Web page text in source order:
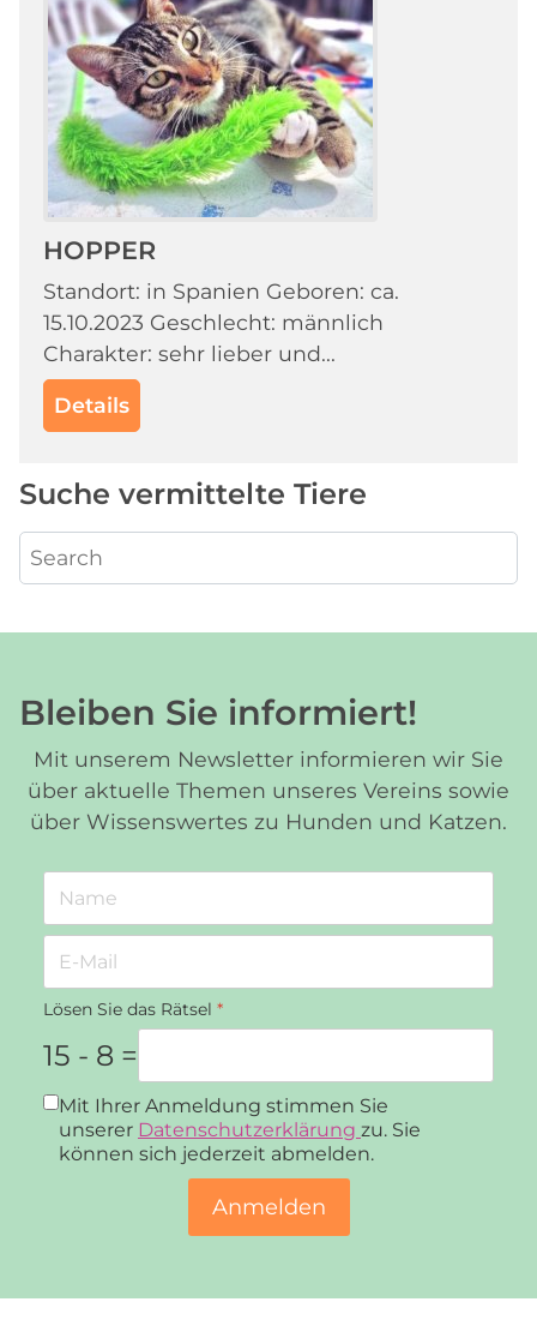
HOPPER
Standort: in Spanien Geboren: ca.
15.10.2023 Geschlecht: männlich
Charakter: sehr lieber und...
Details
Suche vermittelte Tiere
Bleiben Sie informiert!
Mit unserem Newsletter informieren wir Sie
über aktuelle Themen unseres Vereins sowie
über Wissenswertes zu Hunden und Katzen.
Lösen Sie das Rätsel *
15 - 8 =
Datenschutz*
Mit Ihrer Anmeldung stimmen Sie
unserer Datenschutzerklärung zu. Sie
können sich jederzeit abmelden.
Anmelden